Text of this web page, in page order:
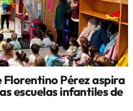
Florentino Pérez aspira
escuelas infantiles de